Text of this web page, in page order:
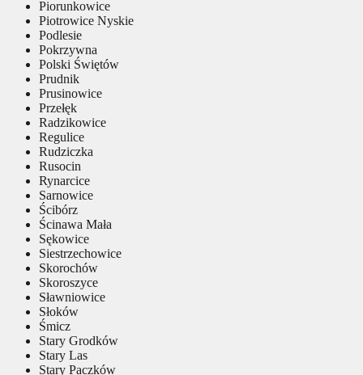
Piorunkowice
Piotrowice Nyskie
Podlesie
Pokrzywna
Polski Świętów
Prudnik
Prusinowice
Przełęk
Radzikowice
Regulice
Rudziczka
Rusocin
Rynarcice
Sarnowice
Ścibórz
Ścinawa Mała
Sękowice
Siestrzechowice
Skorochów
Skoroszyce
Sławniowice
Słoków
Śmicz
Stary Grodków
Stary Las
Stary Paczków